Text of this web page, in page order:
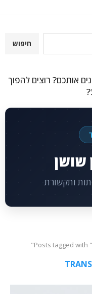
חיפוש
אותכם? רוצים להפוך
שושן
Posts tagged with